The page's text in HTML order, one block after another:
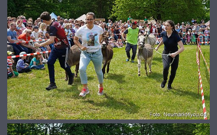
© 2026www.galerie-neumarkt.de